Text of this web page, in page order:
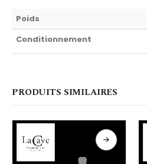
Poids
Conditionnement
PRODUITS SIMILAIRES